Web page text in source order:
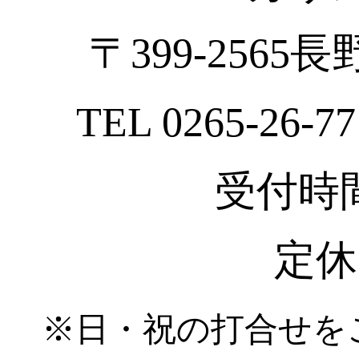
〒399-2565長
TEL 0265-26-
受付時
定
※日・祝の打合せを